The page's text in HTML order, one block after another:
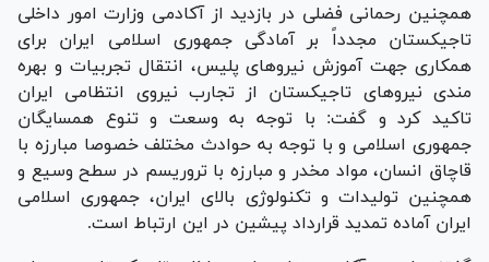
همچنین رحمانی فضلی در بازدید از آکادمی وزارت امور داخلی
تاجیکستان مجدداً بر آمادگی جمهوری اسلامی ایران برای
همکاری جهت آموزش نیرو‌های پلیس، انتقال تجربیات و بهره
مندی نیرو‌های تاجیکستان از تجارب نیروی انتظامی ایران
تاکید کرد و گفت: با توجه به وسعت و تنوع همسایگان
جمهوری اسلامی و با توجه به حوادث مختلف خصوصا مبارزه با
قاچاق انسان، مواد مخدر و مبارزه با تروریسم در سطح وسیع و
همچنین تولیدات و تکنولوژی بالای ایران، جمهوری اسلامی
ایران آماده تمدید قرارداد پیشین در این ارتباط است.